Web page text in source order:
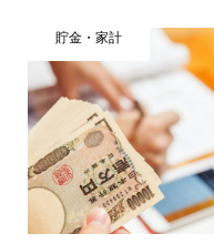
貯金・家計